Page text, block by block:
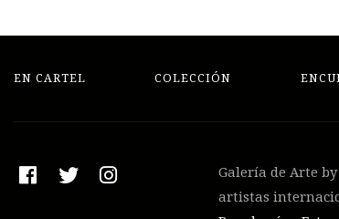
EN CARTEL COLECCIÓN
Galería de Arte
artistas